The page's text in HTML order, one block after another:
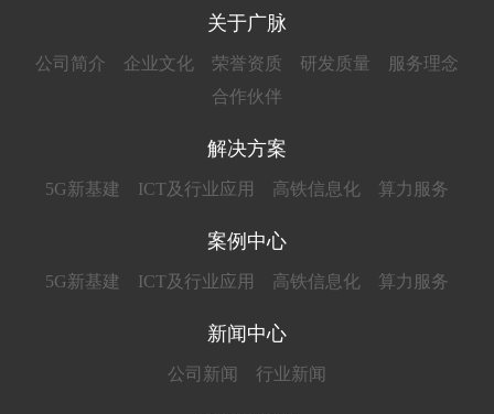
关于广脉
公司简介 企业文化 荣誉资质 研发质量
服务理念
合作伙伴
解决方案
5G新基建 ICT及行业应用 高铁信息化 算力服务
案例中心
5G新基建 ICT及行业应用 高铁信息化 算力服务
新闻中心
公司新闻 行业新闻